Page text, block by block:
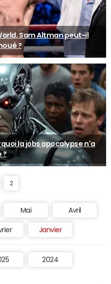
Sam Altman peut-il
?
la jobs apocalypse n'a
?
2
Mai Avril
Janvier
2024